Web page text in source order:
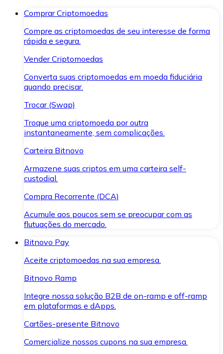
Comprar Criptomoedas
Compre as criptomoedas de seu interesse de forma
rápida e segura.
Vender Criptomoedas
Converta suas criptomoedas em moeda fiduciária
quando precisar.
Trocar (Swap)
Troque uma criptomoeda por outra
instantaneamente, sem complicações.
Carteira Bitnovo
Armazene suas criptos em uma carteira self-
custodial.
Compra Recorrente (DCA)
Acumule aos poucos sem se preocupar com as
flutuações do mercado.
Bitnovo Pay
Aceite criptomoedas na sua empresa.
Bitnovo Ramp
Integre nossa solução B2B de on-ramp e off-ramp
em plataformas e dApps.
Cartões-presente Bitnovo
Comercialize nossos cupons na sua empresa.